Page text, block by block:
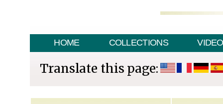
HOME COLLECTIONS VIDEO
Translate this page: